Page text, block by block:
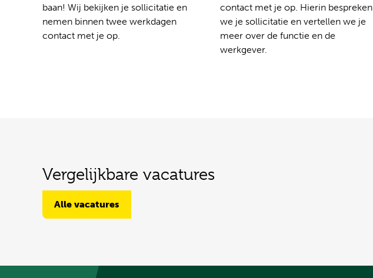
baan! Wij bekijken je sollicitatie en
nemen binnen twee werkdagen
contact met je op.
contact met je op. Hierin bespreken
we je sollicitatie en vertellen we je
meer over de functie en de
werkgever.
Vergelijkbare vacatures
Alle vacatures